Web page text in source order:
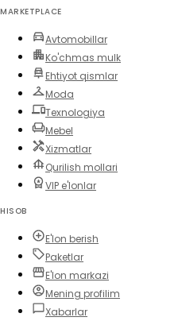
MARKETPLACE
Avtomobillar
Ko'chmas mulk
Ehtiyot qismlar
Moda
Texnologiya
Mebel
Xizmatlar
Qurilish mollari
VIP e'lonlar
HISOB
E'lon berish
Paketlar
E'lon markazi
Mening profilim
Xabarlar